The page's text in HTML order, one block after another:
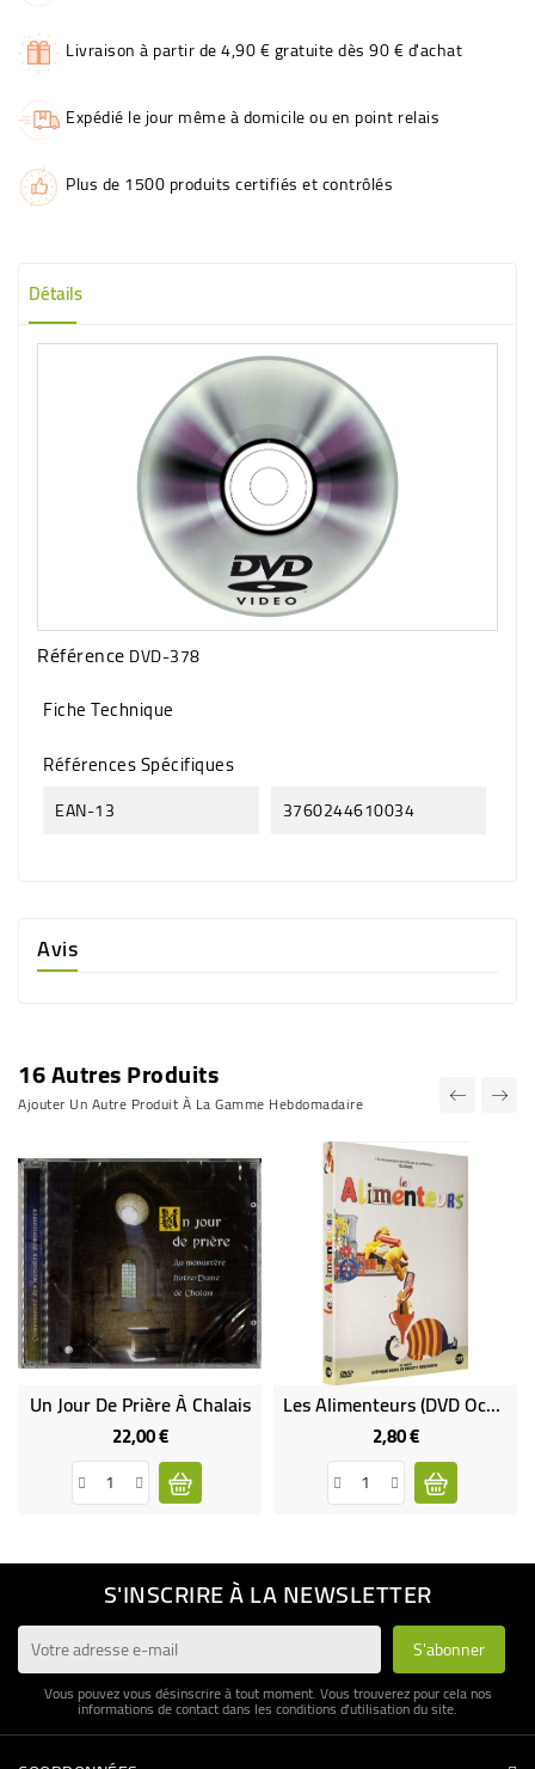
Livraison à partir de 4,90 € gratuite dès 90 € d'achat
Expédié le jour même à domicile ou en point relais
Plus de 1500 produits certifiés et contrôlés
Détails
RéférenceDVD-378
Fiche Technique
Références Spécifiques
EAN-13 3760244610034
Avis
16 Autres Produits
Ajouter Un Autre Produit À La Gamme Hebdomadaire
Un Jour De Prière À Chalais
22,00 €Prix
Les Alimenteurs (DVD Occasion)
2,80 €Prix
S'INSCRIRE À LA NEWSLETTER
Vous pouvez vous désinscrire à tout moment. Vous trouverez pour cela nos
informations de contact dans les conditions d'utilisation du site.